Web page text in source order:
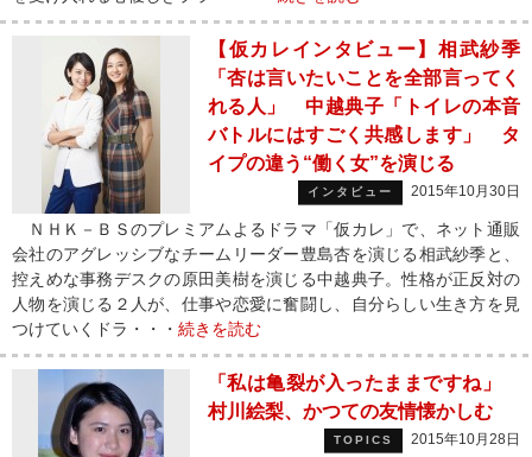
【仮カレインタビュー】相武紗季
「杏は言いたいことを全部言ってく
れる人」 中越典子「トイレの本音
バトルにはすごく共感します」 タ
イプの違う“働く女”を演じる
インタビュー 2015年10月30日
ＮＨＫ－ＢＳのプレミアムよるドラマ「仮カレ」で、ネット通販
会社のアグレッシブなチームリーダー豊島杏を演じる相武紗季と、
控えめな事務デスクの原田美樹を演じる中越典子。性格が正反対の
人物を演じる２人が、仕事や恋愛に奮闘し、自分らしい生き方を見
つけていくドラ・・・ 続きを読む
「私は亀裂が入ったままですね」
村川絵梨、かつての友情懐かしむ
TOPICS 2015年10月28日